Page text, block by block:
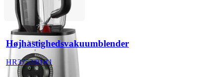
Højhastighedsvakuumblender
HR3752/01R1